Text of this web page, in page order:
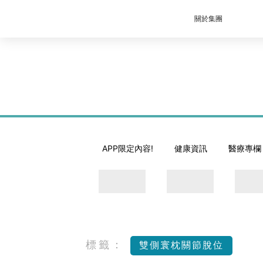
關於集團
APP限定內容! 健康資訊 醫療專欄
標籤： 雙側寰枕關節脫位